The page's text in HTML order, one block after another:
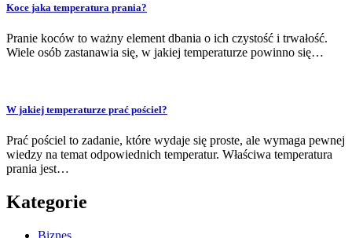
Koce jaka temperatura prania?
Pranie koców to ważny element dbania o ich czystość i trwałość.
Wiele osób zastanawia się, w jakiej temperaturze powinno się…
W jakiej temperaturze prać pościel?
Prać pościel to zadanie, które wydaje się proste, ale wymaga pewnej
wiedzy na temat odpowiednich temperatur. Właściwa temperatura
prania jest…
Kategorie